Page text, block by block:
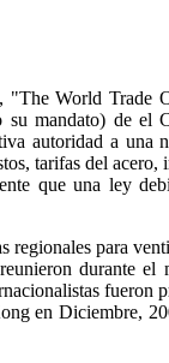
World Trade
su mandato) de
autoridad a una
tarifas del
que una ley
para
durante
fueron
en Diciembre,